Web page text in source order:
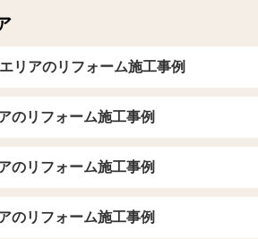
リアのリフォーム施工事例
のリフォーム施工事例
のリフォーム施工事例
のリフォーム施工事例